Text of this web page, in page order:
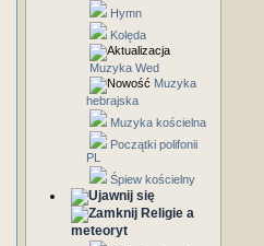
Hymn
Kolęda
Muzyka Wed
Muzyka
hebrajska
Muzyka kościelna
Początki polifonii
PL
Śpiew kościelny
Religie a
meteoryt